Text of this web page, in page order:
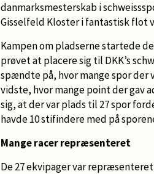
danmarksmesterskab i
Gisselfeld Kloster i fantastisk flot
Kampen om pladserne startede
prøvet at placere sig til DKK’s
spændte på, hvor mange spor der
vidste, hvor mange point der gav
sig, at der var plads til 27 spor
havde 10 stifindere med på
Mange racer repræsenteret
De 27 ekvipager var